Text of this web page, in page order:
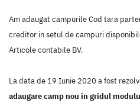
Am adaugat campurile Cod tara
creditor in setul de campuri
Articole contabile BV.
La data de 19 Iunie 2020 a fost
adaugare camp nou in gridul